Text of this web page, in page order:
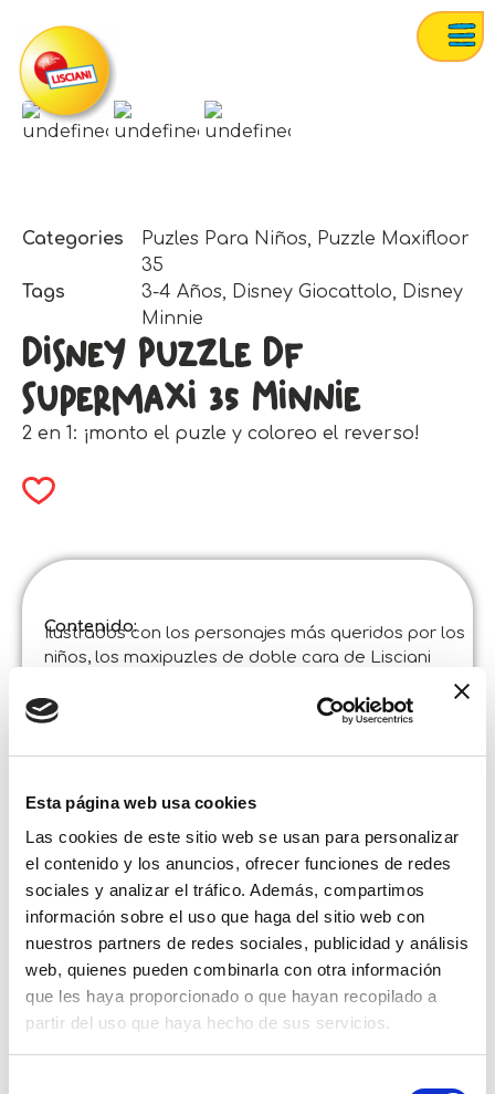
Esta página web usa cookies
Las cookies de este sitio web se usan para personalizar
el contenido y los anuncios, ofrecer funciones de redes
sociales y analizar el tráfico. Además, compartimos
información sobre el uso que haga del sitio web con
nuestros partners de redes sociales, publicidad y análisis
web, quienes pueden combinarla con otra información
que les haya proporcionado o que hayan recopilado a
partir del uso que haya hecho de sus servicios.
Categories Puzles Para Niños, Puzzle Maxifloor
35
Tags
3-4 Años, Disney Giocattolo, Disney
Minnie
Disney Puzzle Df
Supermaxi 35 Minnie
2 en 1: ¡monto el puzle y coloreo el reverso!
Contenido:
Ilustrados con los personajes más queridos por los
niños, los maxipuzles de doble cara de Lisciani
valen por dos: ¡montas el puzle y coloreas la parte
de atrás como más te guste!
Hecho en Italia. Artículo diseñado y fabricado en
©Liscianigiochi, S. Atto, Teramo, Italy
Contenido y detalles :
Maxipuzle doble cara 70 x 50 cm de 35 piezas
Tamaño de la caja:
Anchura :
38,800
Altura :
28,500
Profundidad :
5,700
Asistencia
Para cualquier pregunta o anomalía, ingrese su